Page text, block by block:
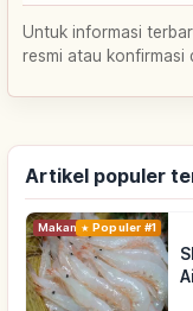
Untuk informasi
resmi atau konfirmasi
Artikel populer
Makanan Populer #1